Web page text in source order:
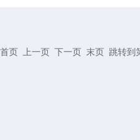
页 上一页 下一页 末页 跳转到